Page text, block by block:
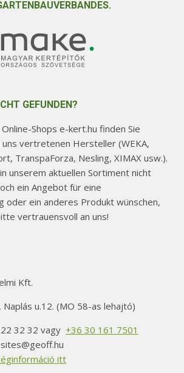
GEFUNDEN?
Shops e-kert.hu finden Sie
vertretenen Hersteller (WEKA,
TranspaForza, Nesling, XIMAX usw.).
unserem aktuellen Sortiment nicht
ein Angebot für eine
oder ein anderes Produkt wünschen,
vertrauensvoll an uns!
Kft.
u.12. (MO 58-as lehajtó)
32 32 vagy +36 30 161 7501
itt